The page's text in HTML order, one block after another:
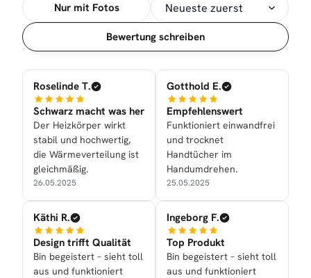
Nur mit Fotos
Sortierung
Bewertung schreiben
Roselinde T.
Schwarz macht was her
Der Heizkörper wirkt
stabil und hochwertig,
die Wärmeverteilung ist
gleichmäßig.
26.05.2025
Käthi R.
Design trifft Qualität
Bin begeistert – sieht toll
aus und funktioniert
Gotthold E.
Empfehlenswert
Funktioniert einwandfrei
und trocknet
Handtücher im
Handumdrehen.
25.05.2025
Ingeborg F.
Top Produkt
Bin begeistert – sieht toll
aus und funktioniert